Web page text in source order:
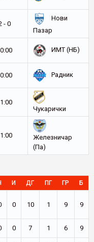
- 0
Нови
Пазар
ИМТ (НБ)
Радник
Чукарички
Железничар
(Па)
И ДГ ПГ ГР Б
0 10 1 9 9
0 7 1 6 9